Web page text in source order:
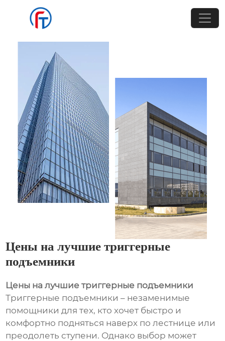
Цены на лучшие триггерные
подъемники
Цены на лучшие триггерные подъемники
Триггерные подъемники – незаменимые
помощники для тех, кто хочет быстро и
комфортно подняться наверх по лестнице или
преодолеть ступени. Однако выбор может